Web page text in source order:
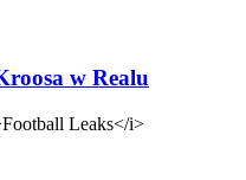
w Realu
Leaks</i>